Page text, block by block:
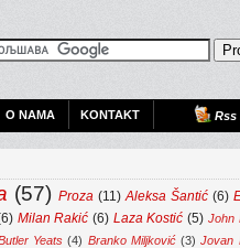
Rss
O NAMA KONTAKT
(57) Proza (11) Aleksa Šantić (6)
Milan Rakić (6) Laza Kostić (5) John
Yeats (4) Branko Miljković (3) Jovan